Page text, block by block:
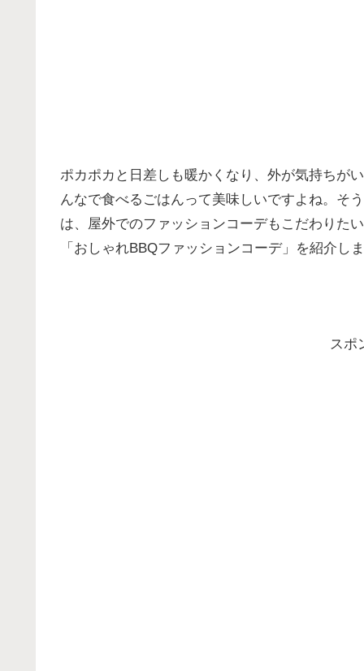
ポカポカと日差しも暖かくなり、外が気持ちが
んなで食べるごはんって美味しいですよね。そ
は、屋外でのファッションコーデもこだわりた
「おしゃれBBQファッションコーデ」を紹介し
スポ